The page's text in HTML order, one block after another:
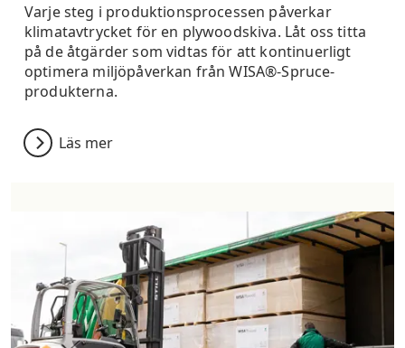
Varje steg i produktionsprocessen påverkar
klimatavtrycket för en plywoodskiva. Låt oss titta
på de åtgärder som vidtas för att kontinuerligt
optimera miljöpåverkan från WISA®-Spruce-
produkterna.
Läs mer